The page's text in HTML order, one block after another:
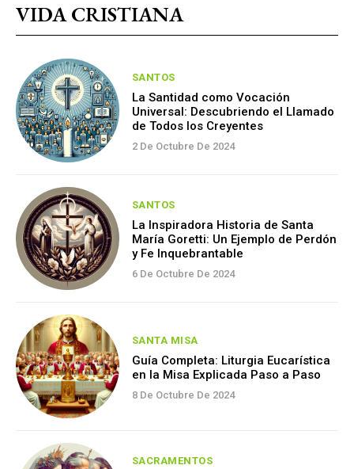
VIDA CRISTIANA
SANTOS
La Santidad como Vocación
Universal: Descubriendo el Llamado
de Todos los Creyentes
2 De Octubre De 2024
SANTOS
La Inspiradora Historia de Santa
María Goretti: Un Ejemplo de Perdón
y Fe Inquebrantable
6 De Octubre De 2024
SANTA MISA
Guía Completa: Liturgia Eucarística
en la Misa Explicada Paso a Paso
8 De Octubre De 2024
SACRAMENTOS